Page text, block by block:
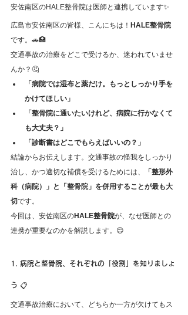
安佐南区のHALE整骨院は医師と連携しています✨
広島市安佐南区の皆様、こんにちは！ HALE整骨院
です。🚗🏥
交通事故の治療をどこで受けるか、迷われていませ
んか？🤔
「病院では湿布と薬だけ。もっとしっかり手を
かけてほしい」
「整骨院に通いたいけれど、病院に行かなくて
も大丈夫？」
「診断書はどこでもらえばいいの？」
結論からお伝えします。交通事故の怪我をしっかり
治し、かつ適切な補償を受けるためには、
「整形外
科（病院）」と「整骨院」を併用することが最も大
切です。
今回は、安佐南区のHALE整骨院が、なぜ医師との
連携が重要なのかを解説します。😊
1. 病院と整骨院、それぞれの「役割」を知りましょ
う 📋
交通事故治療において、どちらか一方が欠けてもス